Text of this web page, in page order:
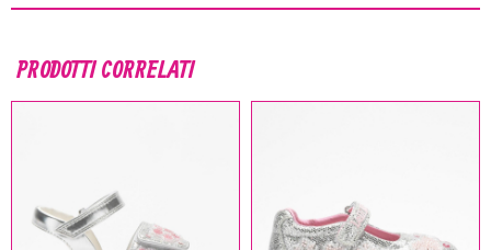
PRODOTTI CORRELATI